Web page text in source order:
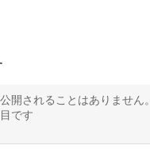
開されることはありません。
です